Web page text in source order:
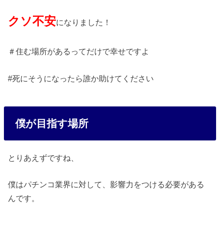
クソ不安になりました！
＃住む場所があるってだけで幸せですよ
#死にそうになったら誰か助けてください
僕が目指す場所
とりあえずですね、
僕はパチンコ業界に対して、影響力をつける必要がある
んです。